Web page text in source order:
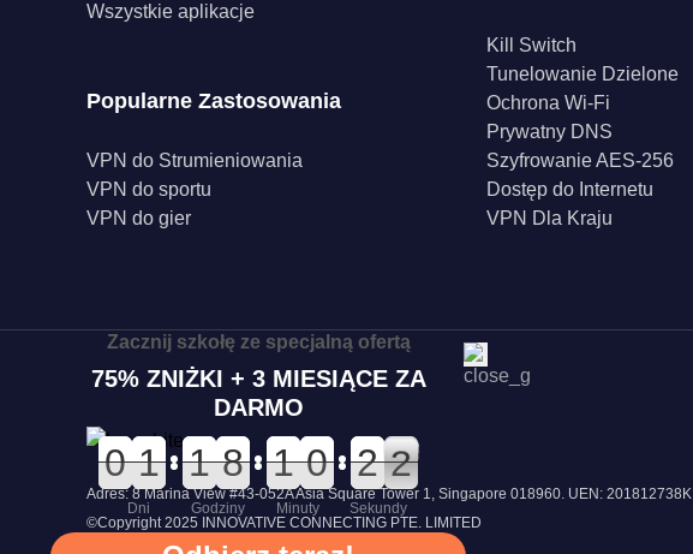
Wszystkie aplikacje
Popularne Zastosowania
VPN do Strumieniowania
VPN do sportu
VPN do gier
Kill Switch
Tunelowanie Dzielone
Ochrona Wi-Fi
Prywatny DNS
Szyfrowanie AES-256
Dostęp do Internetu
VPN Dla Kraju
Adres: 8 Marina View #43-052A Asia Square Tower 1, Singapore 018960. UEN: 201812738K
©Copyright 2025 INNOVATIVE CONNECTING PTE. LIMITED
Zacznij szkołę ze specjalną ofertą
75% ZNIŻKI + 3 MIESIĄCE ZA
DARMO
0
0
0
0 0
0
1
1 0
0
1
1 0
0
8
8 0
0
1
1 0
0
0
0 3
3
2
2 2
1
Dni Godziny Minuty Sekundy